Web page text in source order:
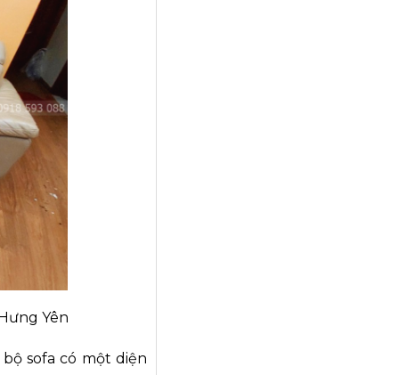
Yên
sofa có một diện